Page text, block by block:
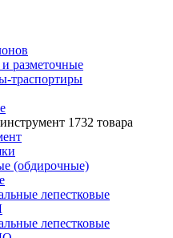
разметочные
траспортиры
1732 товара
(обдирочные)
лепестковые
лепестковые